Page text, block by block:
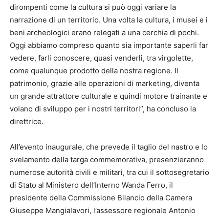
dirompenti come la cultura si può oggi variare la
narrazione di un territorio. Una volta la cultura, i musei e i
beni archeologici erano relegati a una cerchia di pochi.
Oggi abbiamo compreso quanto sia importante saperli far
vedere, farli conoscere, quasi venderli, tra virgolette,
come qualunque prodotto della nostra regione. Il
patrimonio, grazie alle operazioni di marketing, diventa
un grande attrattore culturale e quindi motore trainante e
volano di sviluppo per i nostri territori”, ha concluso la
direttrice.
All’evento inaugurale, che prevede il taglio del nastro e lo
svelamento della targa commemorativa, presenzieranno
numerose autorità civili e militari, tra cui il sottosegretario
di Stato al Ministero dell’Interno Wanda Ferro, il
presidente della Commissione Bilancio della Camera
Giuseppe Mangialavori, l’assessore regionale Antonio